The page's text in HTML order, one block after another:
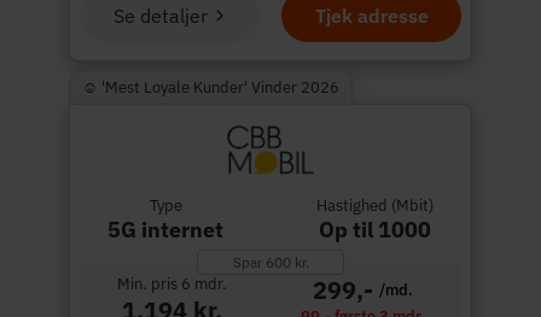
Tjek adresse
Se detaljer
☺︎ 'Mest Loyale Kunder' Vinder 2026
Type
5G internet
Hastighed (Mbit)
Op til 1000
Spar 600 kr.
Min. pris 6 mdr.
1.194 kr.
299,- /md.